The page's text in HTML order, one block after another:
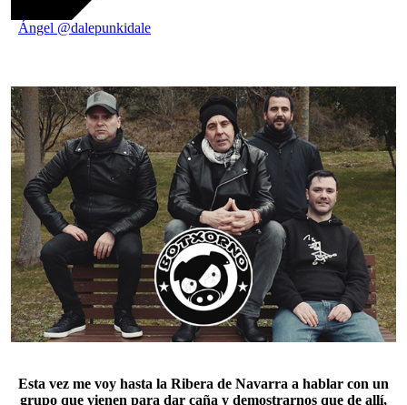
Ángel @dalepunkidale
Esta vez me voy hasta la Ribera de Navarra a hablar con un
grupo que vienen para dar caña y demostrarnos que de allí,